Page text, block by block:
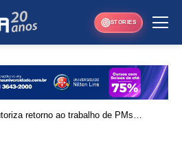
STORIES
retorno ao trabalho de PMs